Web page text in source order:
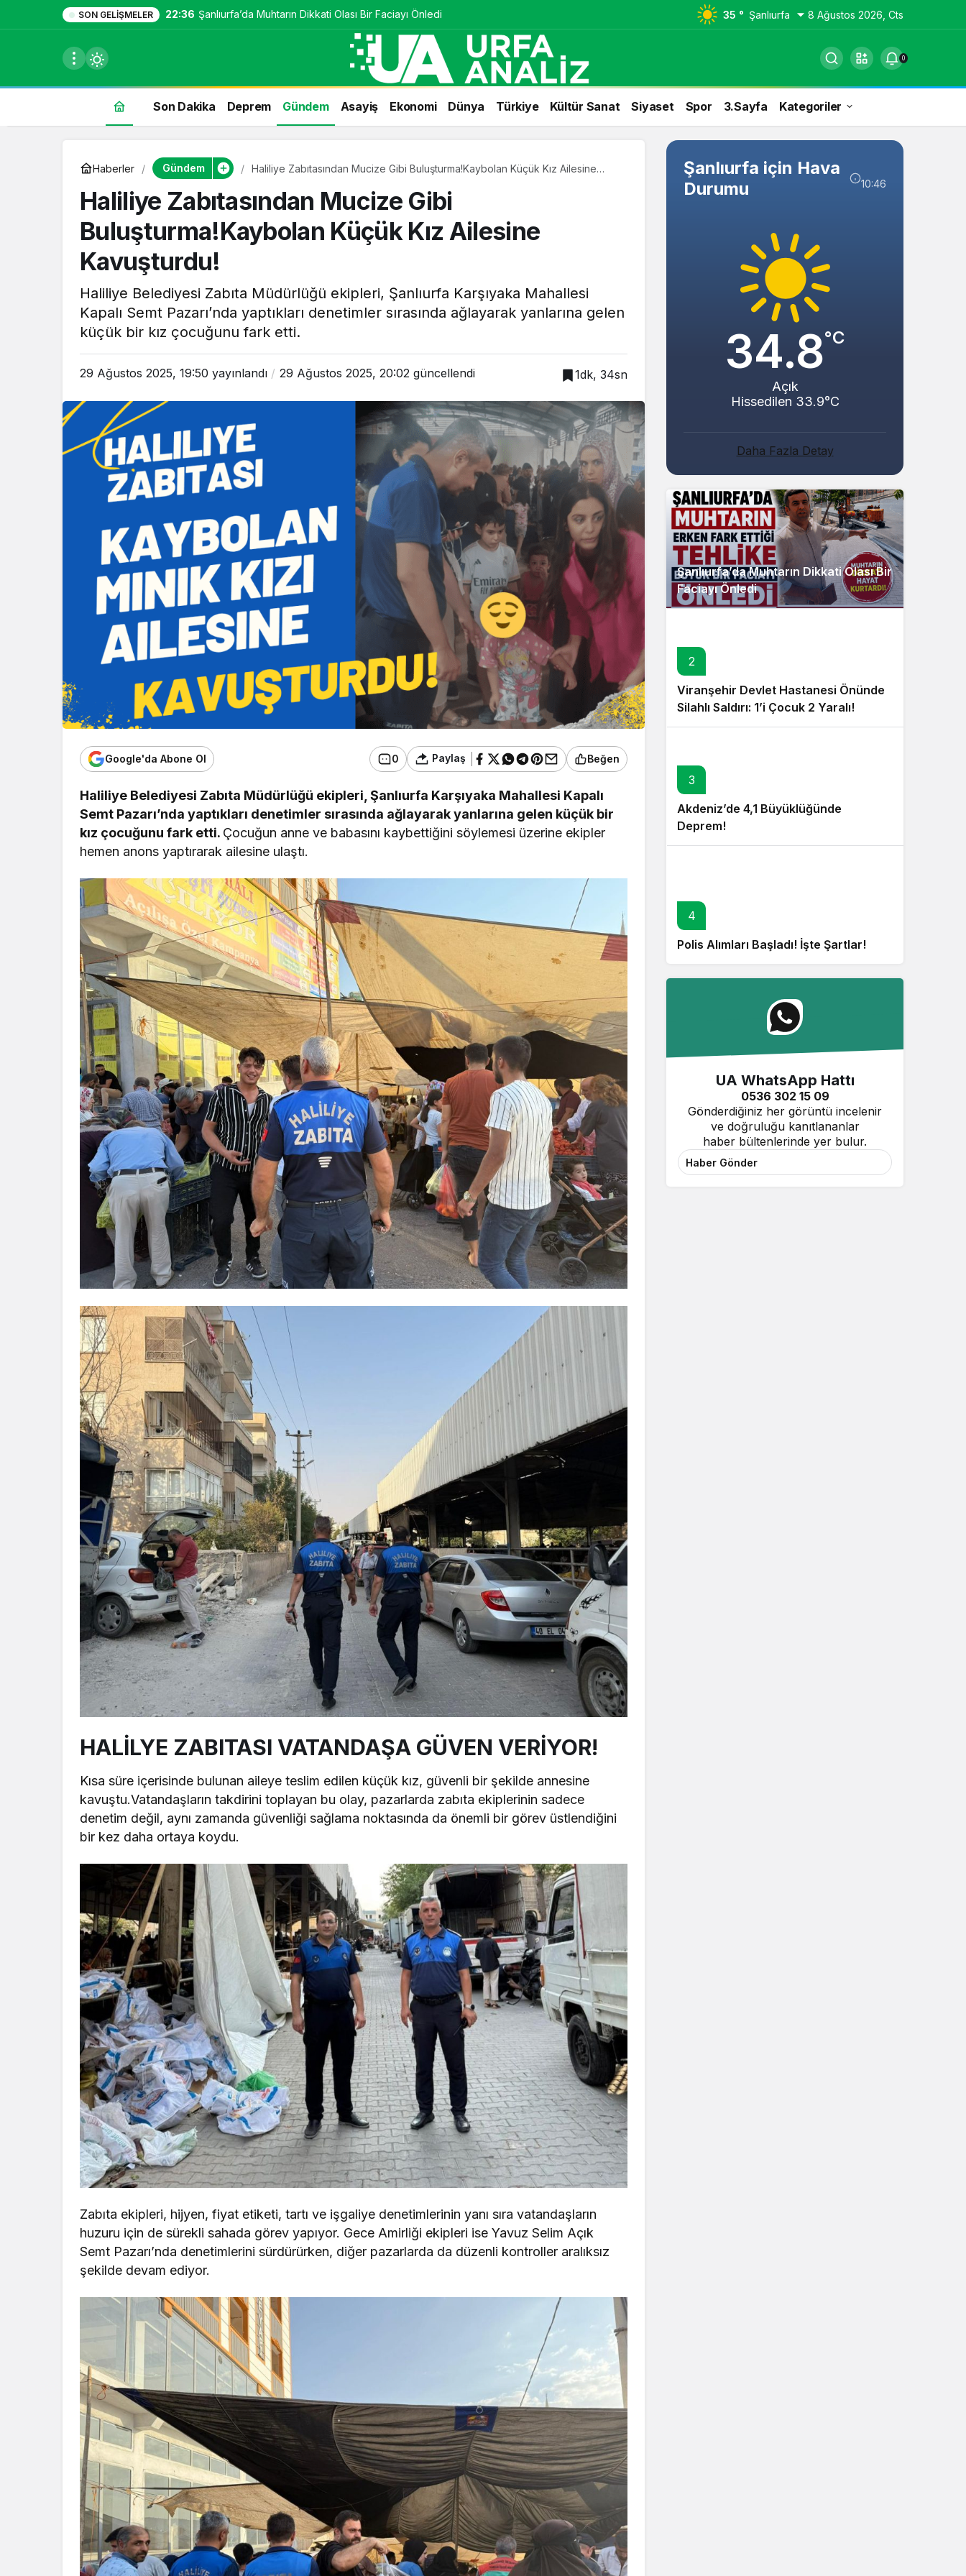
SON GELIŞMELER 22:36 Şanlıurfa’da Muhtarın Dikkati Olası Bir Faciayı Önledi 35 ° Şanlıurfa 8 Ağustos 2026, Cts
0
Son Dakika Deprem Gündem Asayiş Ekonomi Dünya Türkiye Kültür Sanat Siyaset Spor 3.Sayfa Kategoriler
Haberler Gündem
Haliliye Zabıtasından Mucize Gibi Buluşturma!Kaybolan Küçük Kız Ailesine
Haliliye Zabıtasından Mucize Gibi
Buluşturma!Kaybolan Küçük Kız Ailesine
Kavuşturdu!
Haliliye Belediyesi Zabıta Müdürlüğü ekipleri, Şanlıurfa Karşıyaka Mahallesi
Kapalı Semt Pazarı’nda yaptıkları denetimler sırasında ağlayarak yanlarına gelen
küçük bir kız çocuğunu fark etti.
29 Ağustos 2025, 19:50 yayınlandı 29 Ağustos 2025, 20:02 güncellendi 1dk, 34sn
Google'da Abone Ol 0 Paylaş Beğen
Haliliye Belediyesi Zabıta Müdürlüğü ekipleri, Şanlıurfa Karşıyaka Mahallesi Kapalı
Semt Pazarı’nda yaptıkları denetimler sırasında ağlayarak yanlarına gelen küçük bir
kız çocuğunu fark etti. Çocuğun anne ve babasını kaybettiğini söylemesi üzerine ekipler
hemen anons yaptırarak ailesine ulaştı.
HALİLYE ZABITASI VATANDAŞA GÜVEN VERİYOR!
Kısa süre içerisinde bulunan aileye teslim edilen küçük kız, güvenli bir şekilde annesine
kavuştu.Vatandaşların takdirini toplayan bu olay, pazarlarda zabıta ekiplerinin sadece
denetim değil, aynı zamanda güvenliği sağlama noktasında da önemli bir görev üstlendiğini
bir kez daha ortaya koydu.
Zabıta ekipleri, hijyen, fiyat etiketi, tartı ve işgaliye denetimlerinin yanı sıra vatandaşların
huzuru için de sürekli sahada görev yapıyor. Gece Amirliği ekipleri ise Yavuz Selim Açık
Semt Pazarı’nda denetimlerini sürdürürken, diğer pazarlarda da düzenli kontroller aralıksız
şekilde devam ediyor.
Şanlıurfa için Hava
Durumu
10:46
34.8°C
Açık
Hissedilen 33.9°C
Daha Fazla Detay
Şanlıurfa’da Muhtarın Dikkati Olası Bir
Faciayı Önledi
2
Viranşehir Devlet Hastanesi Önünde
Silahlı Saldırı: 1’i Çocuk 2 Yaralı!
3
Akdeniz’de 4,1 Büyüklüğünde
Deprem!
4
Polis Alımları Başladı! İşte Şartlar!
UA WhatsApp Hattı
0536 302 15 09
Gönderdiğiniz her görüntü incelenir
ve doğruluğu kanıtlananlar
haber bültenlerinde yer bulur.
Haber Gönder